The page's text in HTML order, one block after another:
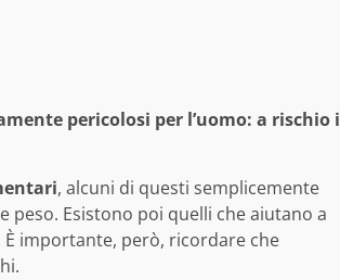
pericolosi per l’uomo: a rischio i
, alcuni di questi semplicemente
Esistono poi quelli che aiutano a
importante, però, ricordare che